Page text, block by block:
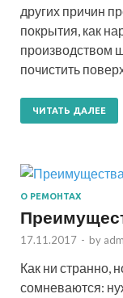
других причин
покрытия, как
производством
почистить
ЧИТАТЬ ДАЛЕЕ
О РЕМОНТАХ
17.11.2017 - by
Как ни странно,
сомневаются: